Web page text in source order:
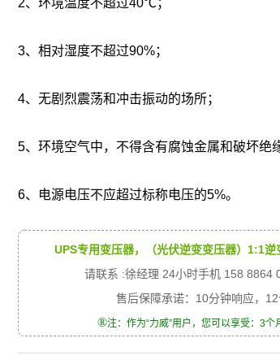
2、环境温度不超过40℃；
3、相对湿度不超过90%；
4、无剧烈震荡和冲击振动的场所；
5、环境空气中，不得含有腐蚀金属和破坏
6、电源电压不应超过标称电压的5%。
UPS专用变压器，（光伏逆变变压器）1:1
请联系 :徐经理 24小时手机 158 8864
售后保障承诺：10分钟响应，
®注：作为“力威”用户，您可以享受：3